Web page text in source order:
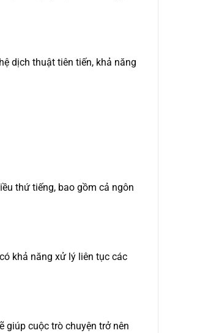
dịch thuật tiên tiến, khả năng
thứ tiếng, bao gồm cả ngôn
khả năng xử lý liên tục các
giúp cuộc trò chuyện trở nên